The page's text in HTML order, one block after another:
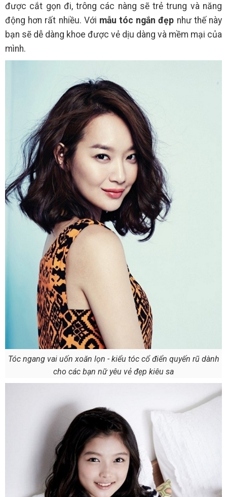
được cắt gọn đi, trông các nàng sẽ trẻ trung và năng
động hơn rất nhiều. Với mẫu tóc ngắn đẹp như thế này
bạn sẽ dễ dàng khoe được vẻ dịu dàng và mềm mại của
mình.
Tóc ngang vai uốn xoăn lọn - kiểu tóc cổ điển quyến rũ dành
cho các bạn nữ yêu vẻ đẹp kiêu sa